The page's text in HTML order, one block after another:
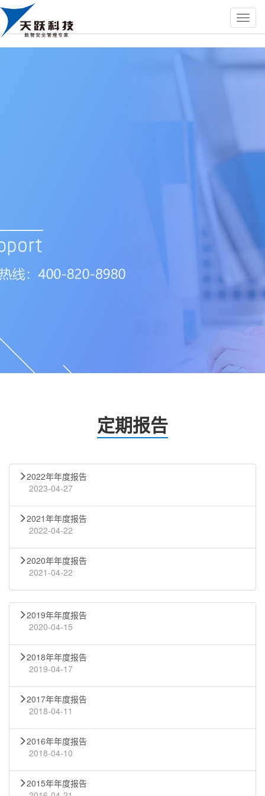
定期报告
2022年年度报告
2023-04-27
2021年年度报告
2022-04-22
2020年年度报告
2021-04-22
2019年年度报告
2020-04-15
2018年年度报告
2019-04-17
2017年年度报告
2018-04-11
2016年年度报告
2018-04-10
2015年年度报告